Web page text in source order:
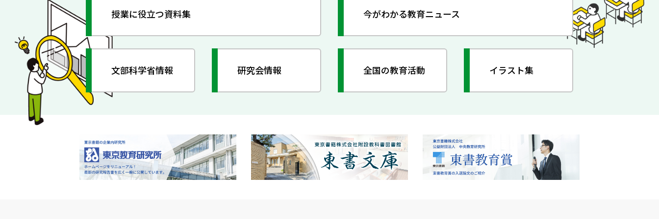
授業に役立つ資料集 今がわかる教育ニュース
文部科学省情報 研究会情報 全国の教育活動 イラスト集